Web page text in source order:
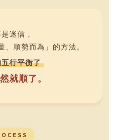
迷信，
、順勢而為」的方法。
行平衡了
就順了。